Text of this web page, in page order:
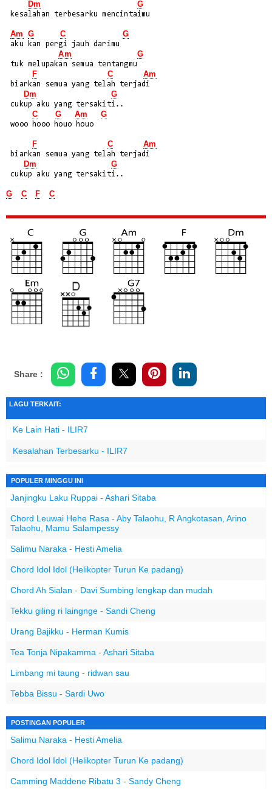
Dm G
Am G C G
aku kan pergi jauh darimu
Am G
F C Am
Dm G
cukup aku yang tersakiti..
C G Am G
wooo hooo houo houo
F C Am
Dm G
cukup aku yang tersakiti..
G C F C
Share :
LAGU TERKAIT:
Ke Lain Hati - ILIR7
Kesalahan Terbesarku - ILIR7
POPULER MINGGU INI
Janjingku Laku Ruppai - Ashari Sitaba
Chord Leuwai Hehe Rasa - Aby Talaohu, R Angkotasan, Arino
Talaohu, Mamu Salampessy
Salimu Naraka - Hesti Amelia
Chord Idol Idol (Helikopter Turun Ke padang)
Chord Ah Sialan - Davi Sumbing lengkap dan mudah
Tekku giling ri laingnge - Sandi Cheng
Urang Bajikku - Herman Kumis
Tea Tonja Nipakamma - Ashari Sitaba
Limbang mi taung - ridwan sau
Tebba Bissu - Sardi Uwo
POSTINGAN POPULER
Salimu Naraka - Hesti Amelia
Chord Idol Idol (Helikopter Turun Ke padang)
Camming Maddene Ribatu 3 - Sandy Cheng